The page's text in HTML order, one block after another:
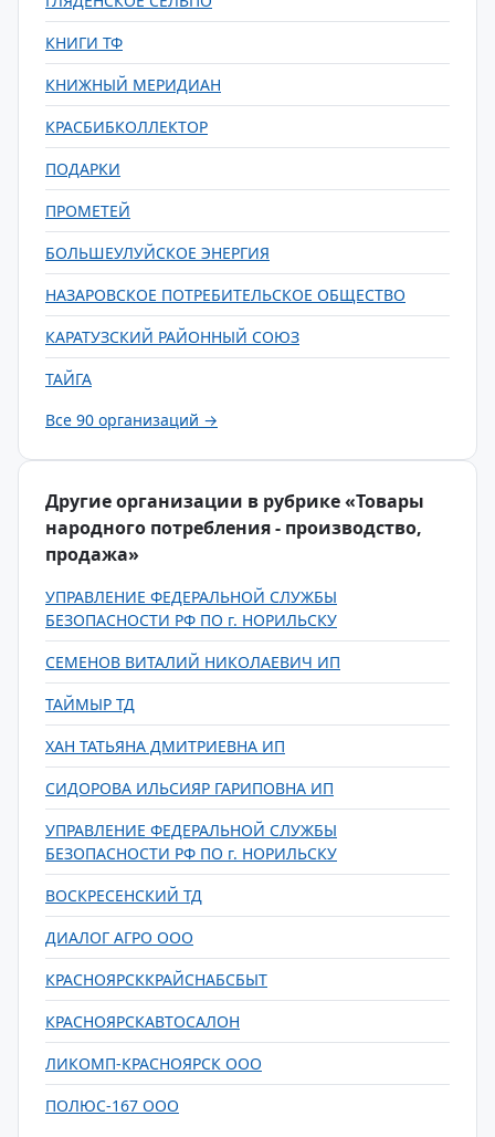
КНИГИ ТФ
КНИЖНЫЙ МЕРИДИАН
КРАСБИБКОЛЛЕКТОР
ПОДАРКИ
ПРОМЕТЕЙ
БОЛЬШЕУЛУЙСКОЕ ЭНЕРГИЯ
НАЗАРОВСКОЕ ПОТРЕБИТЕЛЬСКОЕ ОБЩЕСТВО
КАРАТУЗСКИЙ РАЙОННЫЙ СОЮЗ
ТАЙГА
Все 90 организаций →
Другие организации в рубрике «Товары
народного потребления - производство,
продажа»
УПРАВЛЕНИЕ ФЕДЕРАЛЬНОЙ СЛУЖБЫ
БЕЗОПАСНОСТИ РФ ПО г. НОРИЛЬСКУ
СЕМЕНОВ ВИТАЛИЙ НИКОЛАЕВИЧ ИП
ТАЙМЫР ТД
ХАН ТАТЬЯНА ДМИТРИЕВНА ИП
СИДОРОВА ИЛЬСИЯР ГАРИПОВНА ИП
УПРАВЛЕНИЕ ФЕДЕРАЛЬНОЙ СЛУЖБЫ
БЕЗОПАСНОСТИ РФ ПО г. НОРИЛЬСКУ
ВОСКРЕСЕНСКИЙ ТД
ДИАЛОГ АГРО ООО
КРАСНОЯРСККРАЙСНАБСБЫТ
КРАСНОЯРСКАВТОСАЛОН
ЛИКОМП-КРАСНОЯРСК ООО
ПОЛЮС-167 ООО